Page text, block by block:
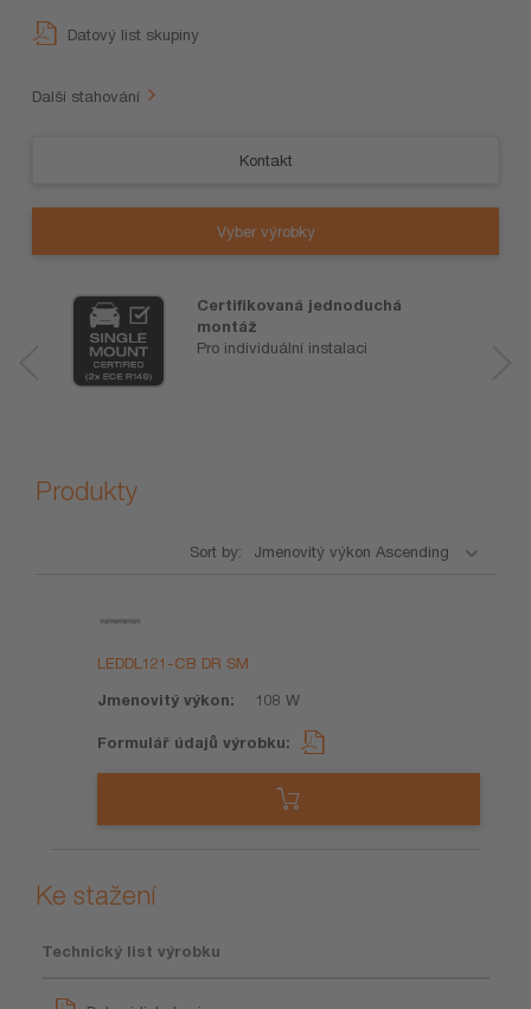
Datový list skupiny
Další stahování
Kontakt
Vyber výrobky
Certifikovaná jednoduchá
montáž
Pro individuální instalaci
Produkty
Sort by:
výrobku
LEDDL121-CB DR SM
108 W
Ke stažení
Technický list výrobku